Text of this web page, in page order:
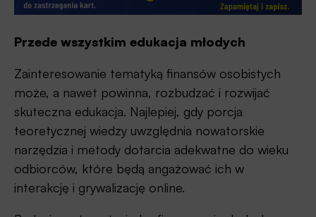
Przede wszystkim edukacja młodych
Zainteresowanie tematyką finansów osobistych
może, a nawet powinna, rozbudzać i rozwijać
skuteczna edukacja. Najlepiej, gdy porcja
teoretycznej wiedzy uwzględnia nowatorskie
narzędzia i metody dotarcia adekwatne do wieku
odbiorców, które będą angażować ich w
interakcję i grywalizację online.